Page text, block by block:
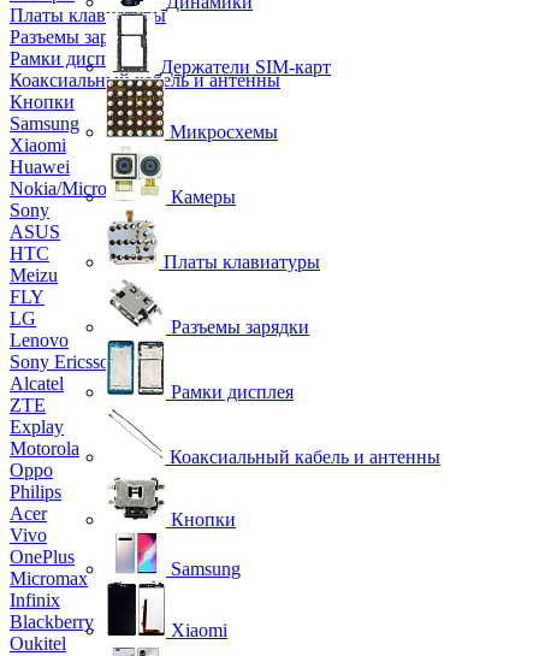
Платы клавиатуры
Разъемы зарядки
Рамки дисплея
Коаксиальный кабель и антенны
Кнопки
Samsung
Xiaomi
Huawei
Nokia/Microsoft
Sony
ASUS
HTC
Meizu
FLY
LG
Lenovo
Sony Ericsson
Alcatel
ZTE
Explay
Motorola
Oppo
Philips
Acer
Vivo
OnePlus
Micromax
Infinix
Blackberry
Oukitel
Держатели SIM-карт
Микросхемы
Камеры
Платы клавиатуры
Разъемы зарядки
Рамки дисплея
Коаксиальный кабель и антенны
Кнопки
Samsung
Xiaomi